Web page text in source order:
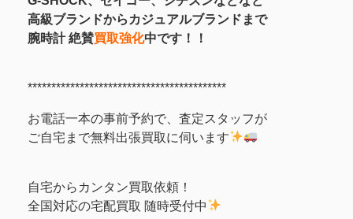
高級ブランドからカジュアルブランドまで
腕時計 絶賛買取強化中です！！
******************************************
お電話一本の事前予約で、査定スタッフが
ご自宅まで無料出張買取に伺います
自宅からカンタン買取依頼！
全国対応の宅配買取 随時受付中